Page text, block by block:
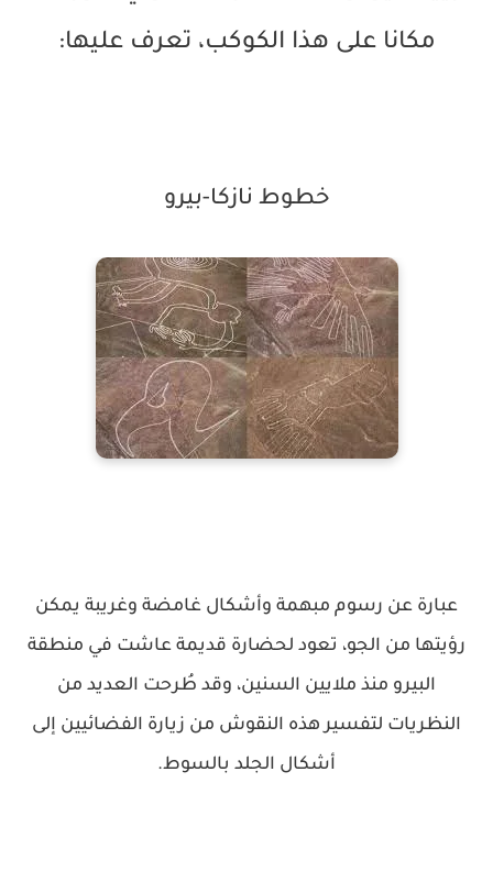
مكانا على هذا الكوكب، تعرف عليها:
خطوط نازكا-بيرو
عبارة عن رسوم مبهمة وأشكال غامضة وغريبة يمكن
رؤيتها من الجو، تعود لحضارة قديمة عاشت في منطقة
البيرو منذ ملايين السنين، وقد طُرحت العديد من
النظريات لتفسير هذه النقوش من زيارة الفضائيين إلى
أشكال الجلد بالسوط.